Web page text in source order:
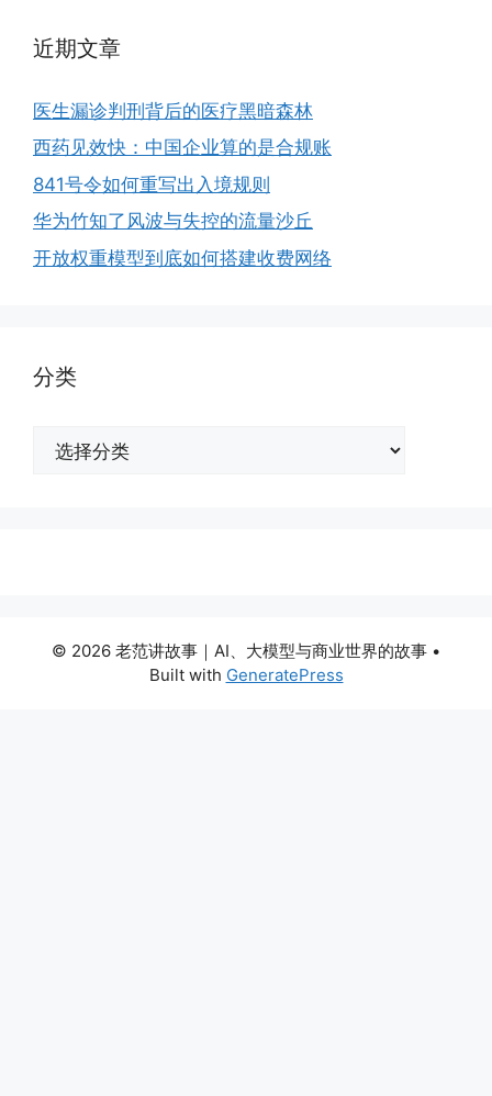
近期文章
医生漏诊判刑背后的医疗黑暗森林
西药见效快：中国企业算的是合规账
841号令如何重写出入境规则
华为竹知了风波与失控的流量沙丘
开放权重模型到底如何搭建收费网络
分类
© 2026 老范讲故事｜AI、大模型与商业世界的故事 •
Built with GeneratePress